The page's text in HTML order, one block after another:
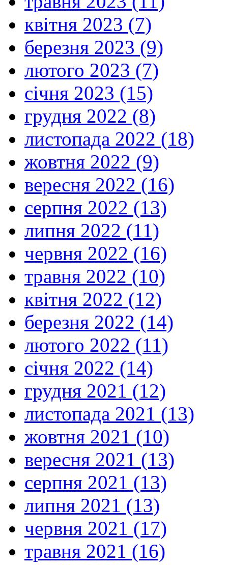
квітня 2023 (7)
березня 2023 (9)
лютого 2023 (7)
січня 2023 (15)
грудня 2022 (8)
листопада 2022 (18)
жовтня 2022 (9)
вересня 2022 (16)
серпня 2022 (13)
липня 2022 (11)
червня 2022 (16)
травня 2022 (10)
квітня 2022 (12)
березня 2022 (14)
лютого 2022 (11)
січня 2022 (14)
грудня 2021 (12)
листопада 2021 (13)
жовтня 2021 (10)
вересня 2021 (13)
серпня 2021 (13)
липня 2021 (13)
червня 2021 (17)
травня 2021 (16)